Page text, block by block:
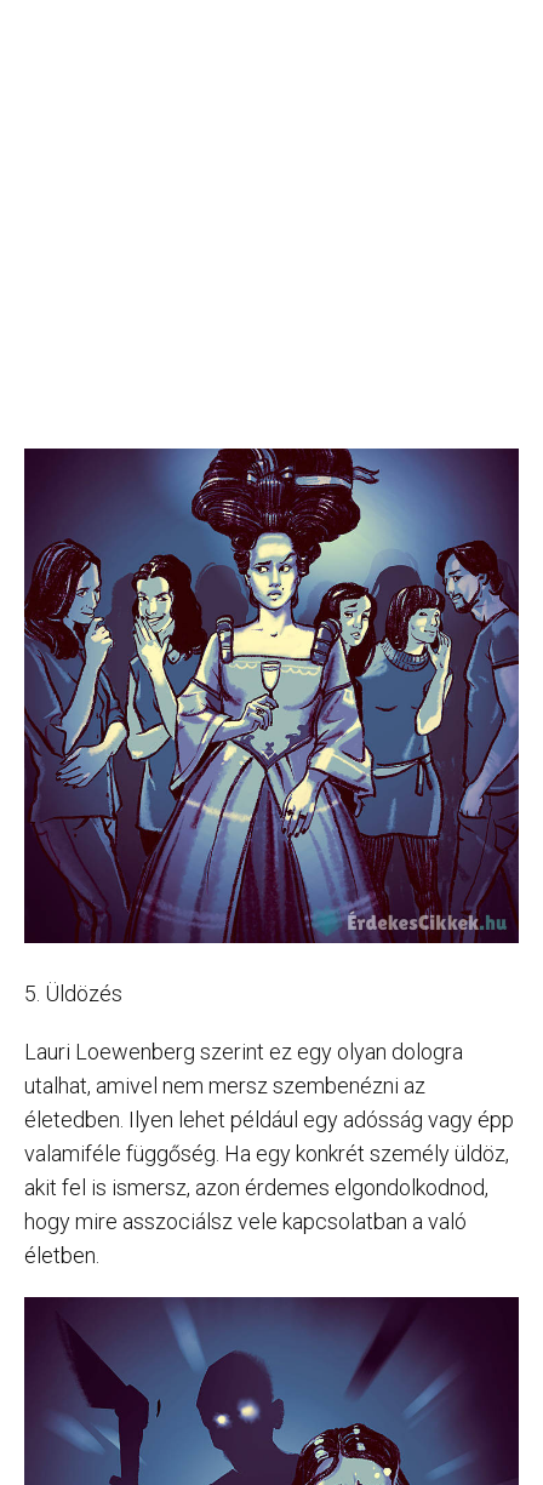
5. Üldözés
Lauri Loewenberg szerint ez egy olyan dologra
utalhat, amivel nem mersz szembenézni az
életedben. Ilyen lehet például egy adósság vagy épp
valamiféle függőség. Ha egy konkrét személy üldöz,
akit fel is ismersz, azon érdemes elgondolkodnod,
hogy mire asszociálsz vele kapcsolatban a való
életben.